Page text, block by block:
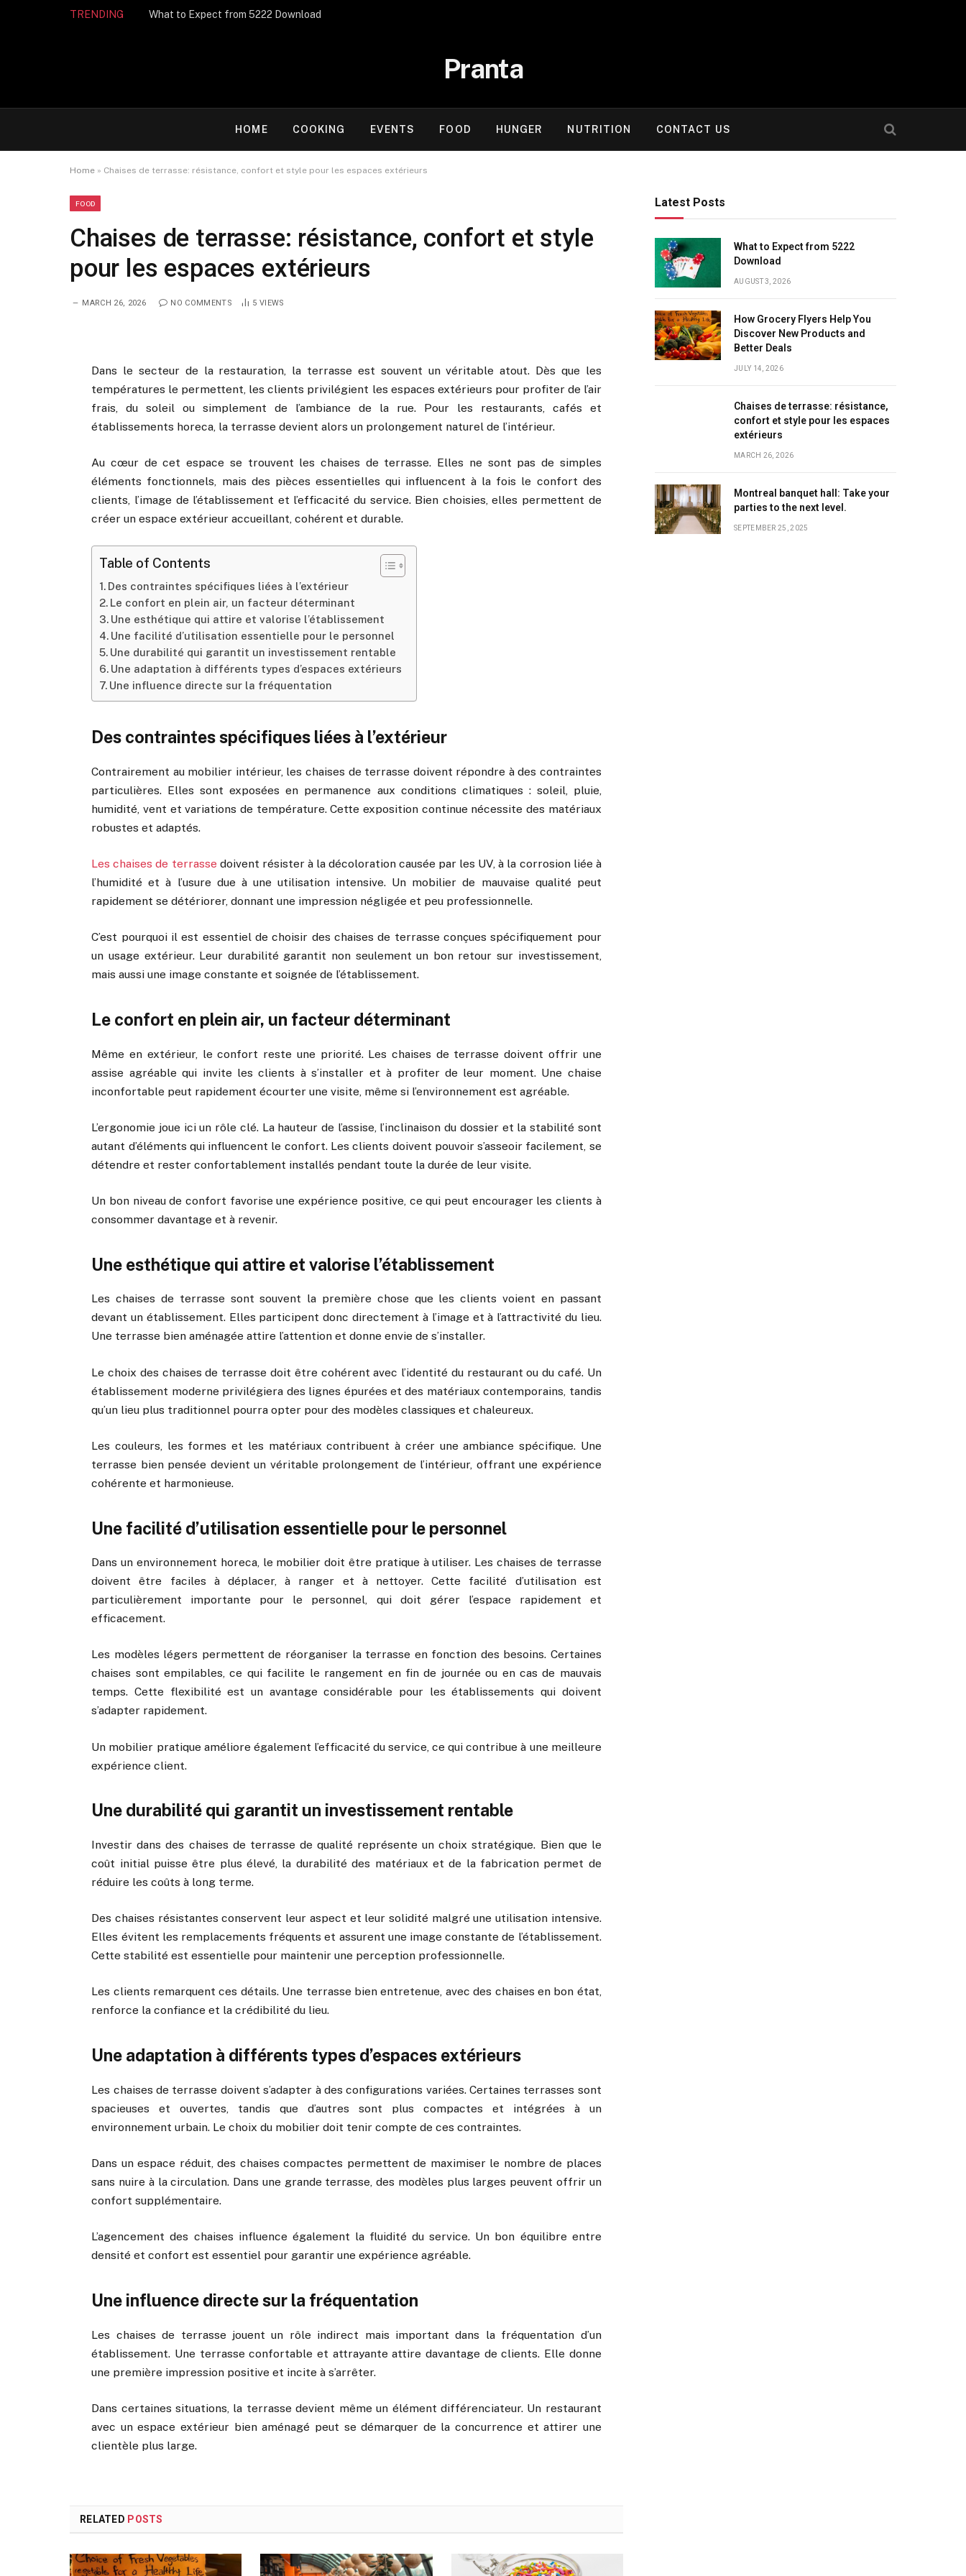
TRENDING What to Expect from 5222 Download
Pranta
HOME COOKING EVENTS FOOD HUNGER NUTRITION CONTACT US
Home » Chaises de terrasse: résistance, confort et style pour les espaces extérieurs
FOOD
Chaises de terrasse: résistance, confort et style
pour les espaces extérieurs
MARCH 26, 2026 NO COMMENTS 5 VIEWS
Dans le secteur de la restauration, la terrasse est souvent un véritable atout. Dès que les
températures le permettent, les clients privilégient les espaces extérieurs pour profiter de l’air
frais, du soleil ou simplement de l’ambiance de la rue. Pour les restaurants, cafés et
établissements horeca, la terrasse devient alors un prolongement naturel de l’intérieur.
Au cœur de cet espace se trouvent les chaises de terrasse. Elles ne sont pas de simples
éléments fonctionnels, mais des pièces essentielles qui influencent à la fois le confort des
clients, l’image de l’établissement et l’efficacité du service. Bien choisies, elles permettent de
créer un espace extérieur accueillant, cohérent et durable.
Table of Contents
Des contraintes spécifiques liées à l’extérieur
Le confort en plein air, un facteur déterminant
Une esthétique qui attire et valorise l’établissement
Une facilité d’utilisation essentielle pour le personnel
Une durabilité qui garantit un investissement rentable
Une adaptation à différents types d’espaces extérieurs
Une influence directe sur la fréquentation
Des contraintes spécifiques liées à l’extérieur
Contrairement au mobilier intérieur, les chaises de terrasse doivent répondre à des contraintes
particulières. Elles sont exposées en permanence aux conditions climatiques : soleil, pluie,
humidité, vent et variations de température. Cette exposition continue nécessite des matériaux
robustes et adaptés.
Les chaises de terrasse doivent résister à la décoloration causée par les UV, à la corrosion liée à
l’humidité et à l’usure due à une utilisation intensive. Un mobilier de mauvaise qualité peut
rapidement se détériorer, donnant une impression négligée et peu professionnelle.
C’est pourquoi il est essentiel de choisir des chaises de terrasse conçues spécifiquement pour
un usage extérieur. Leur durabilité garantit non seulement un bon retour sur investissement,
mais aussi une image constante et soignée de l’établissement.
Le confort en plein air, un facteur déterminant
Même en extérieur, le confort reste une priorité. Les chaises de terrasse doivent offrir une
assise agréable qui invite les clients à s’installer et à profiter de leur moment. Une chaise
inconfortable peut rapidement écourter une visite, même si l’environnement est agréable.
L’ergonomie joue ici un rôle clé. La hauteur de l’assise, l’inclinaison du dossier et la stabilité sont
autant d’éléments qui influencent le confort. Les clients doivent pouvoir s’asseoir facilement, se
détendre et rester confortablement installés pendant toute la durée de leur visite.
Un bon niveau de confort favorise une expérience positive, ce qui peut encourager les clients à
consommer davantage et à revenir.
Une esthétique qui attire et valorise l’établissement
Les chaises de terrasse sont souvent la première chose que les clients voient en passant
devant un établissement. Elles participent donc directement à l’image et à l’attractivité du lieu.
Une terrasse bien aménagée attire l’attention et donne envie de s’installer.
Le choix des chaises de terrasse doit être cohérent avec l’identité du restaurant ou du café. Un
établissement moderne privilégiera des lignes épurées et des matériaux contemporains, tandis
qu’un lieu plus traditionnel pourra opter pour des modèles classiques et chaleureux.
Les couleurs, les formes et les matériaux contribuent à créer une ambiance spécifique. Une
terrasse bien pensée devient un véritable prolongement de l’intérieur, offrant une expérience
cohérente et harmonieuse.
Une facilité d’utilisation essentielle pour le personnel
Dans un environnement horeca, le mobilier doit être pratique à utiliser. Les chaises de terrasse
doivent être faciles à déplacer, à ranger et à nettoyer. Cette facilité d’utilisation est
particulièrement importante pour le personnel, qui doit gérer l’espace rapidement et
efficacement.
Les modèles légers permettent de réorganiser la terrasse en fonction des besoins. Certaines
chaises sont empilables, ce qui facilite le rangement en fin de journée ou en cas de mauvais
temps. Cette flexibilité est un avantage considérable pour les établissements qui doivent
s’adapter rapidement.
Un mobilier pratique améliore également l’efficacité du service, ce qui contribue à une meilleure
expérience client.
Une durabilité qui garantit un investissement rentable
Investir dans des chaises de terrasse de qualité représente un choix stratégique. Bien que le
coût initial puisse être plus élevé, la durabilité des matériaux et de la fabrication permet de
réduire les coûts à long terme.
Des chaises résistantes conservent leur aspect et leur solidité malgré une utilisation intensive.
Elles évitent les remplacements fréquents et assurent une image constante de l’établissement.
Cette stabilité est essentielle pour maintenir une perception professionnelle.
Les clients remarquent ces détails. Une terrasse bien entretenue, avec des chaises en bon état,
renforce la confiance et la crédibilité du lieu.
Une adaptation à différents types d’espaces extérieurs
Les chaises de terrasse doivent s’adapter à des configurations variées. Certaines terrasses sont
spacieuses et ouvertes, tandis que d’autres sont plus compactes et intégrées à un
environnement urbain. Le choix du mobilier doit tenir compte de ces contraintes.
Dans un espace réduit, des chaises compactes permettent de maximiser le nombre de places
sans nuire à la circulation. Dans une grande terrasse, des modèles plus larges peuvent offrir un
confort supplémentaire.
L’agencement des chaises influence également la fluidité du service. Un bon équilibre entre
densité et confort est essentiel pour garantir une expérience agréable.
Une influence directe sur la fréquentation
Les chaises de terrasse jouent un rôle indirect mais important dans la fréquentation d’un
établissement. Une terrasse confortable et attrayante attire davantage de clients. Elle donne
une première impression positive et incite à s’arrêter.
Dans certaines situations, la terrasse devient même un élément différenciateur. Un restaurant
avec un espace extérieur bien aménagé peut se démarquer de la concurrence et attirer une
clientèle plus large.
RELATED POSTS
Latest Posts
What to Expect from 5222
Download
AUGUST 3, 2026
How Grocery Flyers Help You
Discover New Products and
Better Deals
JULY 14, 2026
Chaises de terrasse: résistance,
confort et style pour les espaces
extérieurs
MARCH 26, 2026
Montreal banquet hall: Take your
parties to the next level.
SEPTEMBER 25, 2025